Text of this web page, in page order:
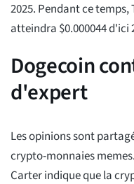
2025. Pendant ce
atteindra $0.000044 d'ici
Dogecoin
d'expert
Les opinions sont
crypto-monnaies
Carter indique que la